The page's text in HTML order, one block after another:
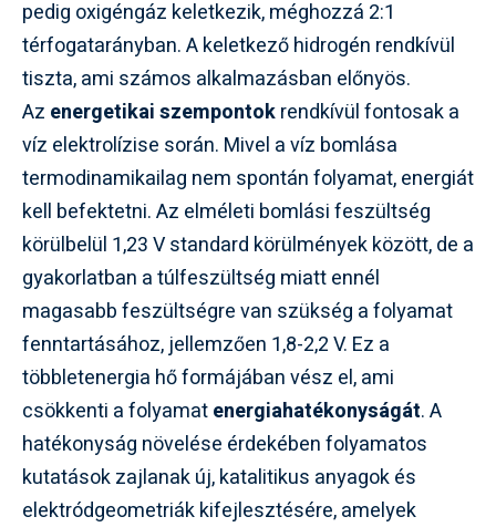
pedig oxigéngáz keletkezik, méghozzá 2:1
térfogatarányban. A keletkező hidrogén rendkívül
tiszta, ami számos alkalmazásban előnyös.
Az energetikai szempontokrendkívül fontosak a
víz elektrolízise során. Mivel a víz bomlása
termodinamikailag nem spontán folyamat, energiát
kell befektetni. Az elméleti bomlási feszültség
körülbelül 1,23 V standard körülmények között, de a
gyakorlatban a túlfeszültség miatt ennél
magasabb feszültségre van szükség a folyamat
fenntartásához, jellemzően 1,8-2,2 V. Ez a
többletenergia hő formájában vész el, ami
csökkenti a folyamatenergiahatékonyságát. A
hatékonyság növelése érdekében folyamatos
kutatások zajlanak új, katalitikus anyagok és
elektródgeometriák kifejlesztésére, amelyek